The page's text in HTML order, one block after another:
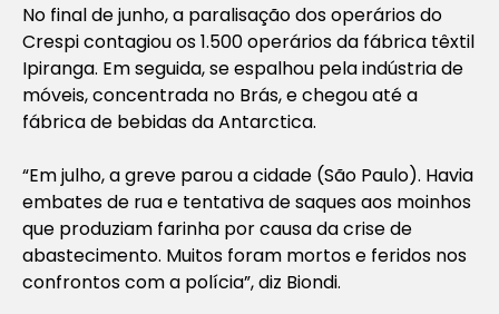
No final de junho, a paralisação dos operários do
Crespi contagiou os 1.500 operários da fábrica têxtil
Ipiranga. Em seguida, se espalhou pela indústria de
móveis, concentrada no Brás, e chegou até a
fábrica de bebidas da Antarctica.
“Em julho, a greve parou a cidade (São Paulo). Havia
embates de rua e tentativa de saques aos moinhos
que produziam farinha por causa da crise de
abastecimento. Muitos foram mortos e feridos nos
confrontos com a polícia”, diz Biondi.